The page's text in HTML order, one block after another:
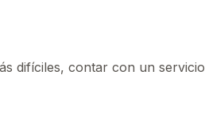
difíciles, contar con un servicio